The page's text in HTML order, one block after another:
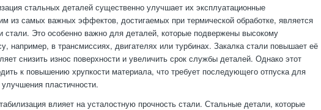
стальных деталей существенно улучшает их эксплуатационные
из самых важных эффектов, достигаемых при термической обработке, является
стали. Это особенно важно для деталей, которые подвержены высокому
например, в трансмиссиях, двигателях или турбинах. Закалка стали повышает её
снизить износ поверхности и увеличить срок службы деталей. Однако этот
к повышению хрупкости материала, что требует последующего отпуска для
пластичности.
влияет на усталостную прочность стали. Стальные детали, которые